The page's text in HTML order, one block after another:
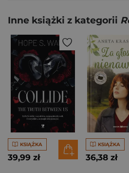
Inne książki z kategorii
KSIĄŻKA
39,99 zł
KSIĄŻKA
36,38 zł